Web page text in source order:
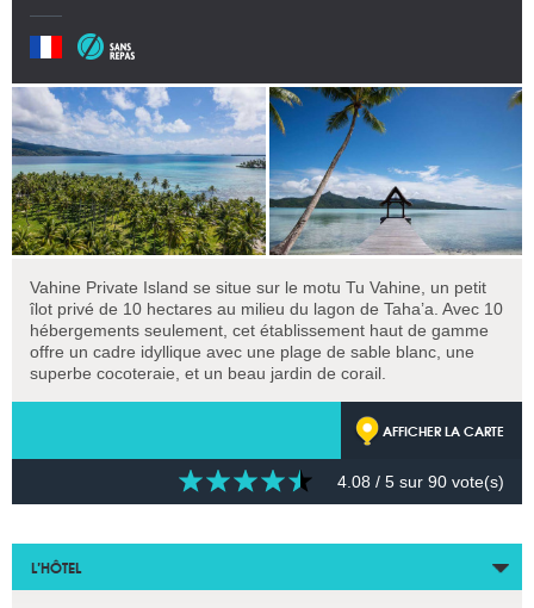
Vahine Private Island se situe sur le motu Tu Vahine, un petit
îlot privé de 10 hectares au milieu du lagon de Taha’a. Avec 10
hébergements seulement, cet établissement haut de gamme
offre un cadre idyllique avec une plage de sable blanc, une
superbe cocoteraie, et un beau jardin de corail.
AFFICHER LA CARTE
4.08 / 5 sur 90 vote(s)
L’HÔTEL